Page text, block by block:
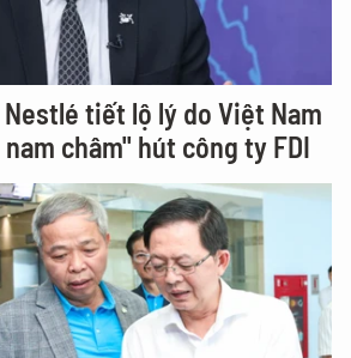
tiết lộ lý do Việt Nam
châm" hút công ty FDI